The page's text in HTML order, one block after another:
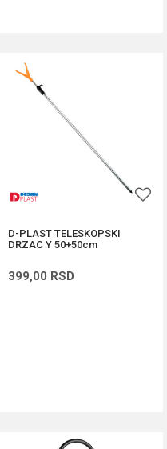
D-PLAST TELESKOPSKI
DRZAC Y 50+50cm
399,00 RSD